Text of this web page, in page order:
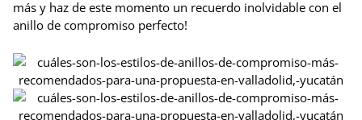
más y haz de este momento un recuerdo inolvidable con el
anillo de compromiso perfecto!